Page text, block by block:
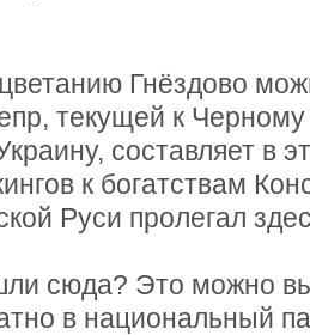
Гнёздово
текущей к
составляет в
к богатствам
Руси пролегал
сюда? Это можно
в национальный